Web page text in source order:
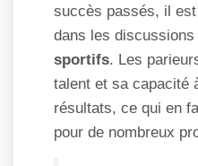
succès passés, il
dans les discussions
sportifs. Les
talent et sa capacité
résultats, ce qui en
pour de nombreux